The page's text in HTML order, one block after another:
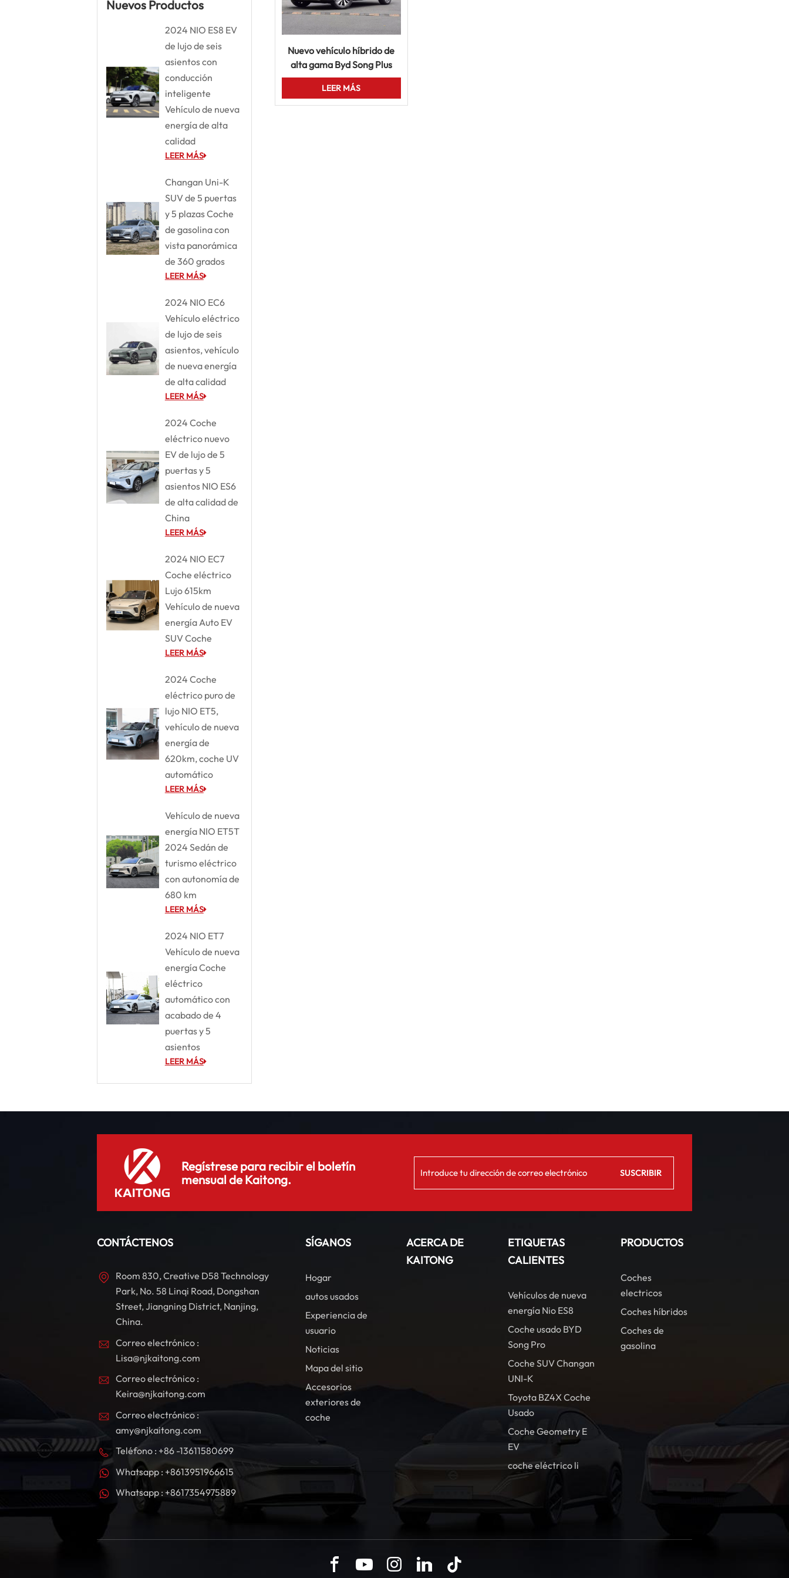
Nuevos Productos
2024 NIO ES8 EV
de lujo de seis
asientos con
conducción
inteligente
Vehículo de nueva
energía de alta
calidad
LEER MÁS
Changan Uni-K
SUV de 5 puertas
y 5 plazas Coche
de gasolina con
vista panorámica
de 360 grados
LEER MÁS
2024 NIO EC6
Vehículo eléctrico
de lujo de seis
asientos, vehículo
de nueva energía
de alta calidad
LEER MÁS
2024 Coche
eléctrico nuevo
EV de lujo de 5
puertas y 5
asientos NIO ES6
de alta calidad de
China
LEER MÁS
2024 NIO EC7
Coche eléctrico
Lujo 615km
Vehículo de nueva
energía Auto EV
SUV Coche
LEER MÁS
2024 Coche
eléctrico puro de
lujo NIO ET5,
vehículo de nueva
energía de
620km, coche UV
automático
LEER MÁS
Vehículo de nueva
energía NIO ET5T
2024 Sedán de
turismo eléctrico
con autonomía de
680 km
LEER MÁS
2024 NIO ET7
Vehículo de nueva
energía Coche
eléctrico
automático con
acabado de 4
puertas y 5
asientos
LEER MÁS
Nuevo vehículo híbrido de
alta gama Byd Song Plus
Dm-I de energía Precio del
vehículo usado
LEER MÁS
Regístrese para recibir el boletín
mensual de Kaitong.
CONTÁCTENOS
Room 830, Creative D58 Technology
Park, No. 58 Linqi Road, Dongshan
Street, Jiangning District, Nanjing,
China.
Correo electrónico :
Lisa@njkaitong.com
Correo electrónico :
Keira@njkaitong.com
Correo electrónico :
amy@njkaitong.com
Teléfono : +86 -13611580699
Whatsapp : +8613951966615
Whatsapp : +8617354975889
SÍGANOS
Hogar
autos usados
Experiencia de
usuario
Noticias
Mapa del sitio
Accesorios
exteriores de
coche
ACERCA DE
KAITONG
ETIQUETAS
CALIENTES
Vehículos de nueva
energía Nio ES8
Coche usado BYD
Song Pro
Coche SUV Changan
UNI-K
Toyota BZ4X Coche
Usado
Coche Geometry E
EV
coche eléctrico li
PRODUCTOS
Coches
electricos
Coches híbridos
Coches de
gasolina